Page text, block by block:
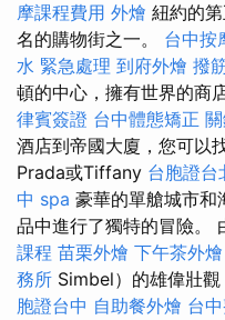
摩課程費用 外燴 紐約的
名的購物街之一。 台中按
水 緊急處理 到府外燴 撥
頓的中心，擁有世界的商
律賓簽證 台中體態矯正
酒店到帝國大廈，您可以
Prada或Tiffany 台胞證台
中 spa 豪華的單艙城市和
品中進行了獨特的冒險。
課程 苗栗外燴 下午茶外燴
務所 Simbel）的雄偉壯觀
胞證台中 自助餐外燴 台